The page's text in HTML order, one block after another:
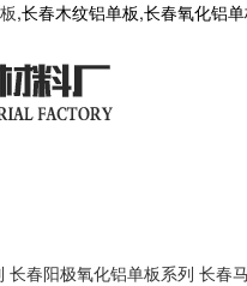
,长春木纹铝单板,长春氧化铝
长春阳极氧化铝单板系列 长春